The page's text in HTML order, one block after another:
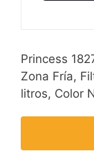
Princess
Zona Fría,
litros, Color